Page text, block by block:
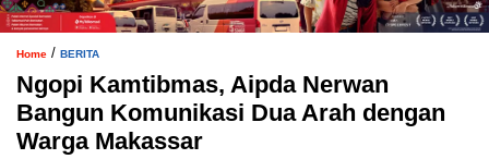
Home / BERITA
Ngopi Kamtibmas, Aipda Nerwan
Bangun Komunikasi Dua Arah dengan
Warga Makassar